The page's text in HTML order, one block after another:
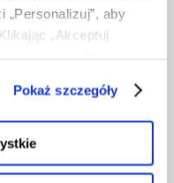
„Personalizuj”, aby
„Akceptuj
niezbędnych plików
Pokaż szczegóły
stało się
współczesnego
być wystarczające.